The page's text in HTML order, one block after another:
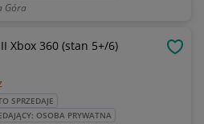
Góra
Xbox 360 (stan 5+/6)
SPRZEDAJE
OSOBA PRYWATNA